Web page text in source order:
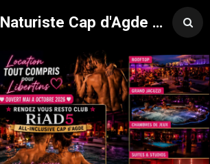
Village Naturiste Cap d'Agde Hôtel Libertin Location Studio Club Riad 5